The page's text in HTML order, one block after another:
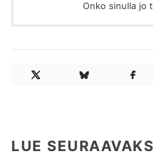
Onko sinulla jo
LUE